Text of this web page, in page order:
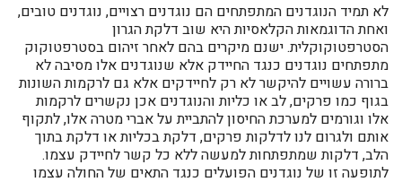
לא תמיד הנוגדנים המתפתחים הם נוגדנים רצויים, נוגדנים טובים,
ואחת הדוגמאות הקלאסיות היא שוב דלקת הגרון
הסטרפטוקוקלית. ישנם מיקרים בהם לאחר זיהום בסטרפטוקוק
מתפתחים נוגדנים כנגד החיידק אלא שנוגדנים אלו מסיבה לא
ברורה עשויים להיקשר לא רק לחיידקים אלא גם לרקמות השונות
בגוף כמו פרקים, לב או כליות והנוגדנים אכן נקשרים לרקמות
אלו וגורמים למערכת החיסון להתביית על אברי מטרה אלו, לתקוף
אותם ולגרום לנו לדלקות פרקים, דלקת בכליות או דלקת בתוך
הלב, דלקות שמתפתחות למעשה ללא כל קשר לחיידק עצמו.
לתופעה זו של נוגדנים הפועלים כנגד התאים של החולה עצמו